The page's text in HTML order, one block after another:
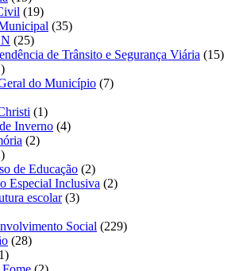
(19)
(35)
(25)
de Trânsito e Segurança Viária (15)
do Município (7)
(1)
Inverno (4)
(2)
de Educação (2)
Especial Inclusiva (2)
escolar(3)
Social (229)
(28)